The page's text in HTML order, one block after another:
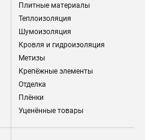
Плитные материалы
Теплоизоляция
Шумоизоляция
Кровля и гидроизоляция
Метизы
Крепёжные элементы
Отделка
Плёнки
Уценённые товары